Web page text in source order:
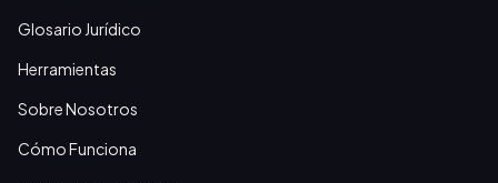
Glosario Jurídico
Herramientas
Sobre Nosotros
Cómo Funciona